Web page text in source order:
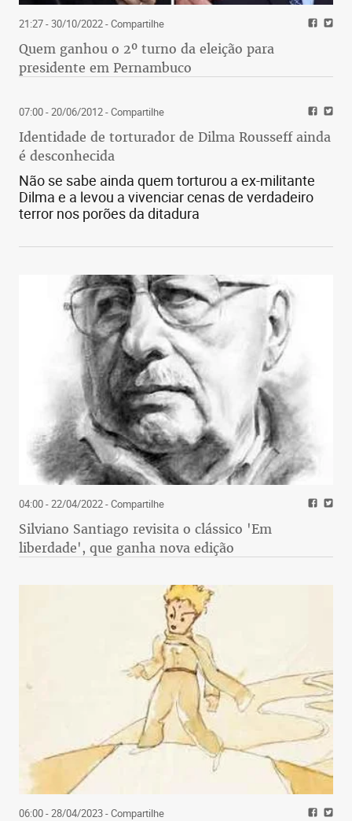
21:27 - 30/10/2022- Compartilhe
Quem ganhou o 2º turno da eleição para
presidente em Pernambuco
07:00 - 20/06/2012- Compartilhe
Identidade de torturador de Dilma Rousseff ainda
é desconhecida
Não se sabe ainda quem torturou a ex-militante
Dilma e a levou a vivenciar cenas de verdadeiro
terror nos porões da ditadura
04:00 - 22/04/2022- Compartilhe
Silviano Santiago revisita o clássico 'Em
liberdade', que ganha nova edição
06:00 - 28/04/2023- Compartilhe